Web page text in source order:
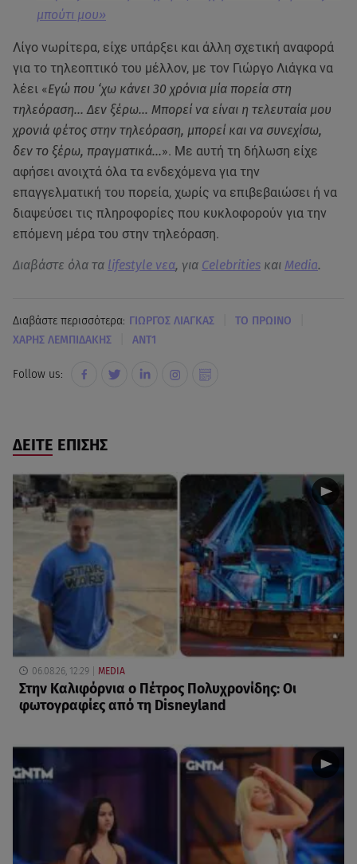
μπούτι μου»
Λίγο νωρίτερα, είχε υπάρξει και άλλη σχετική αναφορά
για το τηλεοπτικό του μέλλον, με τον Γιώργο Λιάγκα να
λέει «Εγώ που ‘χω κάνει 30 χρόνια μία πορεία στη
τηλεόραση... Δεν ξέρω… Μπορεί να είναι η τελευταία μου
χρονιά φέτος στην τηλεόραση, μπορεί και να συνεχίσω,
δεν το ξέρω, πραγματικά...». Με αυτή τη δήλωση είχε
αφήσει ανοιχτά όλα τα ενδεχόμενα για την
επαγγελματική του πορεία, χωρίς να επιβεβαιώσει ή να
διαψεύσει τις πληροφορίες που κυκλοφορούν για την
επόμενη μέρα του στην τηλεόραση.
Διαβάστε όλα τα lifestyle νεα, για Celebrities και Media.
Διαβάστε περισσότερα: ΓΙΩΡΓΟΣ ΛΙΑΓΚΑΣ ΤΟ ΠΡΩΙΝΟ
ΧΑΡΗΣ ΛΕΜΠΙΔΑΚΗΣ ANT1
Follow us:
ΔΕΙΤΕ ΕΠΙΣΗΣ
06.08.26, 12:29 MEDIA
Στην Καλιφόρνια ο Πέτρος Πολυχρονίδης: Οι
φωτογραφίες από τη Disneyland